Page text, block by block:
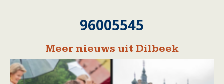
96005545
Meer nieuws uit Dilbeek